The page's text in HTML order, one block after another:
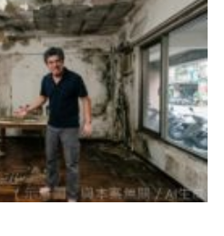
為自己和朋友感情夠好，卻被tag